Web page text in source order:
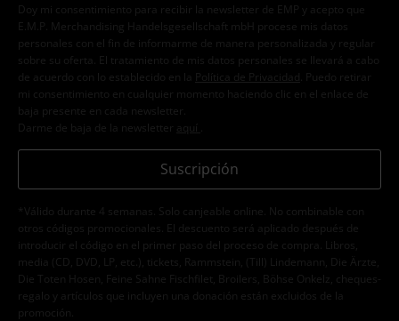
Doy mi consentimiento para recibir la newsletter de EMP y acepto que
E.M.P. Merchandising Handelsgesellschaft mbH procese mis datos
personales con el fin de informarme de manera personalizada y regular
sobre su oferta. El tratamiento de mis datos personales se llevará a cabo
de acuerdo con lo establecido en la
Política de Privacidad . Puedo retirar
mi consentimiento en cualquier momento haciendo clic en el enlace de
baja presente en cada newsletter.
Darme de baja de la newsletter
aquí
Suscripción
*Válido durante 4 semanas. Solo canjeable online. No combinable con
otros códigos promocionales. El descuento será aplicado después de
introducir el código en el primer paso del proceso de compra. Libros,
media (CD, DVD, LP, etc.), tickets, Rammstein, (Till) Lindemann, Die Ärzte,
Die Toten Hosen, Feine Sahne Fischfilet, Broilers, Böhse Onkelz, cheques-
regalo y artículos que incluyen una donación están excluidos de la
promoción.